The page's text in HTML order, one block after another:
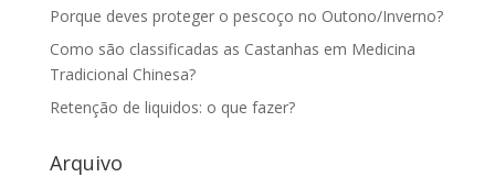
Porque deves proteger o pescoço no Outono/Inverno?
Como são classificadas as Castanhas em Medicina
Tradicional Chinesa?
Retenção de liquidos: o que fazer?
Arquivo